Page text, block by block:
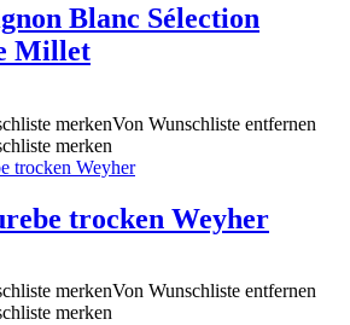
Blanc Sélection
Millet
merkenVon Wunschliste entfernen
merken
trocken Weyher
merkenVon Wunschliste entfernen
merken